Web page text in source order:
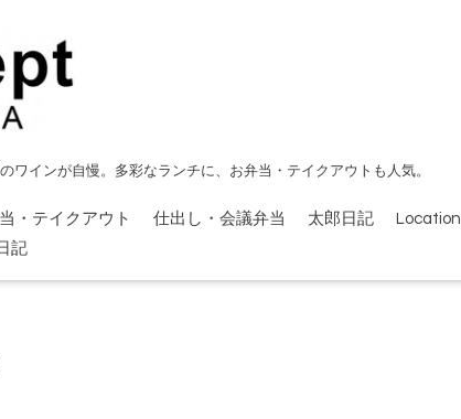
インが自慢。多彩なランチに、お弁当・テイクアウトも人気。
・テイクアウト 仕出し・会議弁当 太郎日記
Location
記